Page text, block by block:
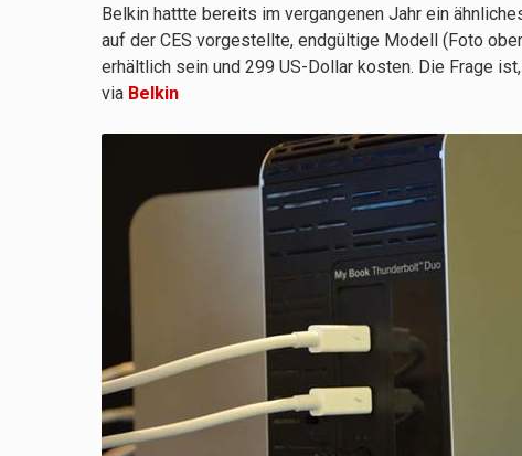
Belkin hattte bereits im vergangenen Jahr ein
auf der CES vorgestellte, endgültige Modell (Foto
erhältlich sein und 299 US-Dollar kosten. Die Frage
via Belkin